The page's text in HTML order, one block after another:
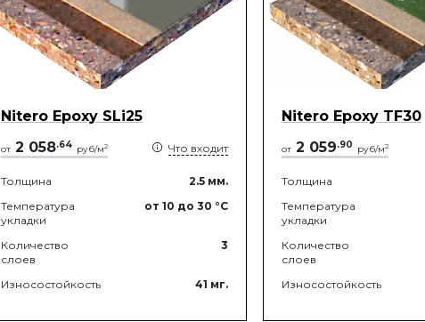
Nitero Epoxy SLi25
от 2 058.64 руб/м2 Что входит
Толщина 2.5 мм.
Температура
укладки
от 10 до 30 °C
Количество
слоев
3
Износостойкость 41 мг.
Nitero Epoxy TF30
от 2 059.90 руб/м2
Толщина
Температура
укладки
Количество
слоев
Износостойкость